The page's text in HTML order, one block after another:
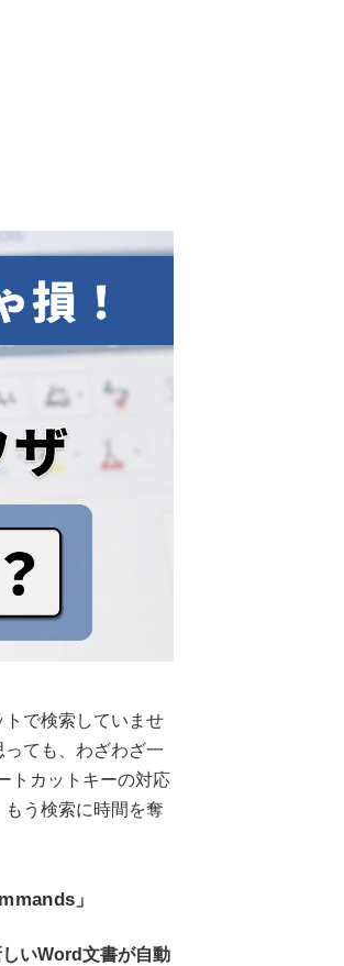
トで検索していませ
ても、わざわざ一
トカットキーの対応
う検索に時間を奪
」
いWord文書が自動